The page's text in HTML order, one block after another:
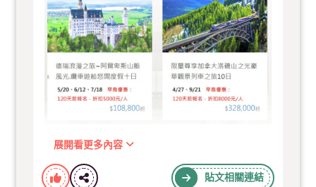
展開看更多內容
貼文相關連結